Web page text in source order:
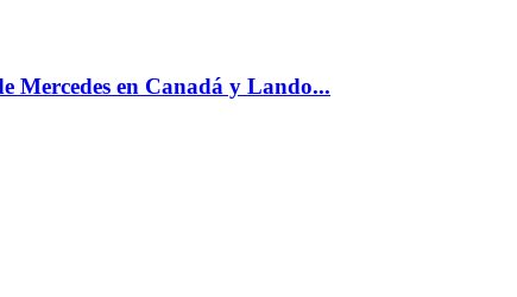
Mercedes en Canadá y Lando...